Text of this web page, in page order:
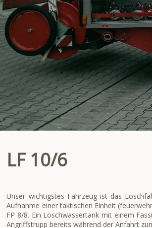
LF 10/6
Unser wichtigstes Fahrzeug ist das
Aufnahme einer taktischen Einheit
FP 8/8. Ein Löschwassertank mit einem
Angriffstrupp bereits während der Anfahrt